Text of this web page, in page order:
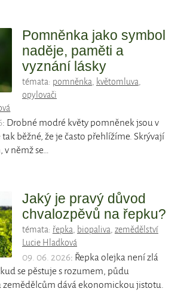
Pomněnka jako symbol
naděje, paměti a
vyznání lásky
témata: pomněnka, květomluva,
opylovači
: Drobné modré květy pomněnek jsou v
běžné, že je často přehlížíme. Skrývají
v němž se…
Jaký je pravý důvod
chvalozpěvů na řepku?
témata: řepka, biopaliva, zemědělství
Lucie Hladková
09. 06. 2026: Řepka olejka není zlá
se pěstuje s rozumem, půdu
zemědělcům dává ekonomickou jistotu.